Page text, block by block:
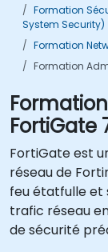
Formation
System Security)
Formation
Formation
FortiGate
FortiGate est
réseau de
feu étatfulle et
trafic réseau
de sécurité